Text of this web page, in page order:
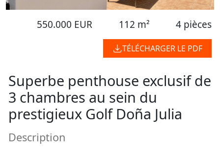
550.000 EUR 112 m² 4 pièces
TÉLÉCHARGER LE PDF
Superbe penthouse exclusif de
3 chambres au sein du
prestigieux Golf Doña Julia
Description